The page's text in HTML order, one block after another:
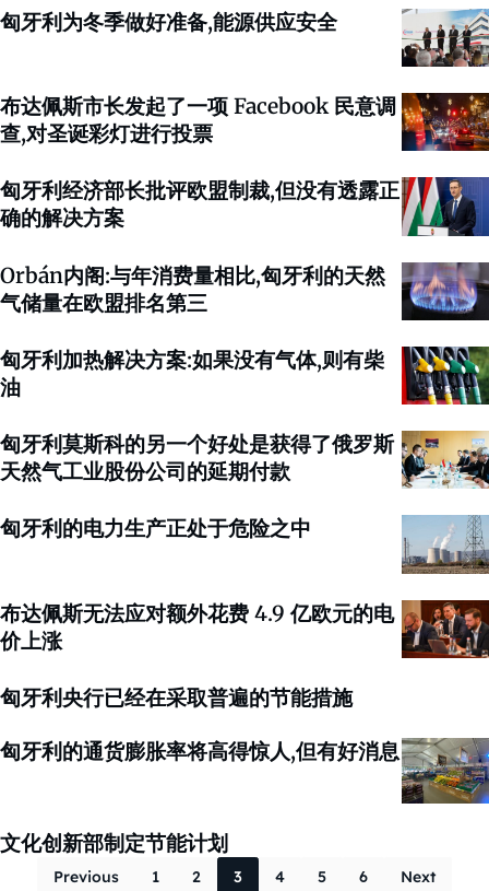
匈牙利为冬季做好准备,能源供应安全
布达佩斯市长发起了一项 Facebook 民意调
查,对圣诞彩灯进行投票
匈牙利经济部长批评欧盟制裁,但没有透露正
确的解决方案
Orbán内阁:与年消费量相比,匈牙利的天然
气储量在欧盟排名第三
匈牙利加热解决方案:如果没有气体,则有柴
油
匈牙利莫斯科的另一个好处是获得了俄罗斯
天然气工业股份公司的延期付款
匈牙利的电力生产正处于危险之中
布达佩斯无法应对额外花费 4.9 亿欧元的电
价上涨
匈牙利央行已经在采取普遍的节能措施
匈牙利的通货膨胀率将高得惊人,但有好消息
文化创新部制定节能计划
Posts
Previous 1 2 3 4 5 6 Next